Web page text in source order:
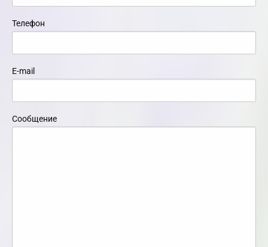
Телефон
E-mail
Сообщение